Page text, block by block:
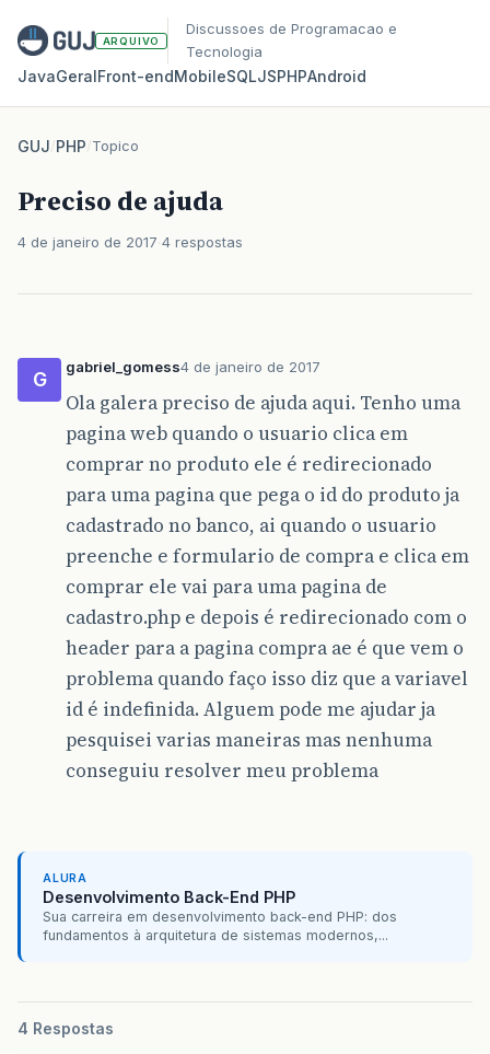
ARQUIVO
Discussoes de Programacao e
Tecnologia
JavaGeralFront‑endMobileSQLJSPHPAndroid
GUJ/PHP/Topico
Preciso de ajuda
4 de janeiro de 2017 4 respostas
G
gabriel_gomess4 de janeiro de 2017
Ola galera preciso de ajuda aqui. Tenho uma
pagina web quando o usuario clica em
comprar no produto ele é redirecionado
para uma pagina que pega o id do produto ja
cadastrado no banco, ai quando o usuario
preenche e formulario de compra e clica em
comprar ele vai para uma pagina de
cadastro.php e depois é redirecionado com o
header para a pagina compra ae é que vem o
problema quando faço isso diz que a variavel
id é indefinida. Alguem pode me ajudar ja
pesquisei varias maneiras mas nenhuma
conseguiu resolver meu problema
ALURA
Desenvolvimento Back-End PHP
Sua carreira em desenvolvimento back-end PHP: dos
fundamentos à arquitetura de sistemas modernos,...
4 Respostas